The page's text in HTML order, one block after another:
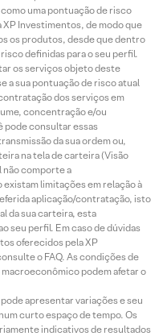
uma pontuação de risco
Investimentos, de modo que
os produtos, desde que dentro
definidas para o seu perfil.
os serviços objeto deste
a sua pontuação de risco atual
dos serviços em
concentração e/ou
pode consultar essas
da sua ordem ou,
na tela de carteira (Visão
não comporte a
limitações em relação à
aplicação/contratação, isto
da sua carteira, esta
seu perfil. Em caso de dúvidas
oferecidos pela XP
o FAQ. As condições de
podem afetar o
apresentar variações e seu
curto espaço de tempo. Os
indicativos de resultados